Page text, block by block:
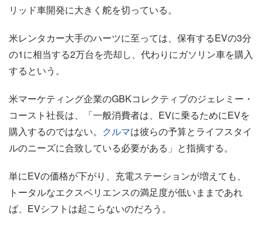
リッド車開発に大きく舵を切っている。
米レンタカー大手のハーツに至っては、保有するEVの3分
の1に相当する2万台を売却し、代わりにガソリン車を購入
するという。
米マーケティング企業のGBKコレクティブのジェレミー・
コースト社長は、「一般消費者は、EVに乗るためにEVを
購入するのではない。 クルマは彼らの予算とライフスタイ
ルのニーズに合致している必要がある」と指摘する。
単にEVの価格が下がり、充電ステーションが増えても、
トータルなエクスペリエンスの満足度が低いままであれ
ば、EVシフトは起こらないのだろう。